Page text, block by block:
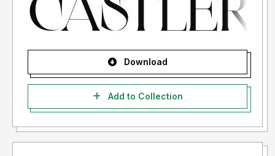
Download
Add to Collection